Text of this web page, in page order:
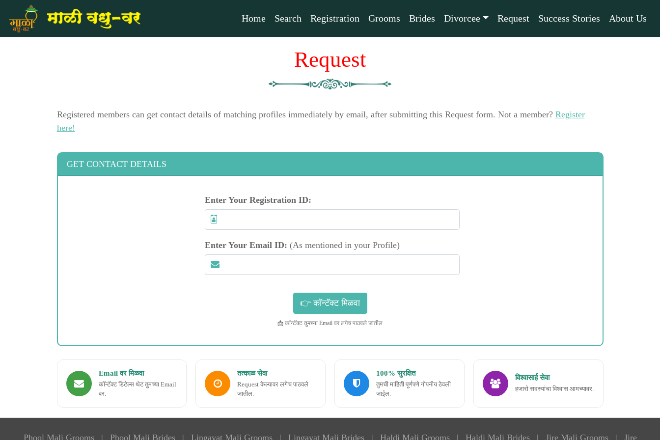
Home Search Registration Grooms Brides Divorcee Request Success Stories About Us
Request
Registered members can get contact details of matching profiles immediately by email, after submitting this Request form. Not a member? Register
here!
GET CONTACT DETAILS
Enter Your Registration ID:
Enter Your Email ID: (As mentioned in your Profile)
📩 कॉन्टॅक्ट तुमच्या Email वर लगेच पाठवले जातील
Email वर मिळवा
कॉन्टॅक्ट डिटेल्स थेट तुमच्या Email
वर.
तत्काळ सेवा
Request केल्यावर लगेच पाठवले
जातील.
100% सुरक्षित
तुमची माहिती पूर्णपणे गोपनीय ठेवली
जाईल.
विश्वासार्ह सेवा
हजारो सदस्यांचा विश्वास आमच्यावर.
Phool Mali Grooms | Phool Mali Brides | Lingayat Mali Grooms | Lingayat Mali Brides | Haldi Mali Grooms | Haldi Mali Brides | Jire Mali Grooms | Jire